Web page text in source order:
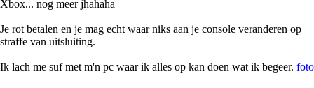
Xbox... nog meer jhahaha
Je rot betalen en je mag echt waar niks aan je console veranderen op
straffe van uitsluiting.
Ik lach me suf met m'n pc waar ik alles op kan doen wat ik begeer. foto